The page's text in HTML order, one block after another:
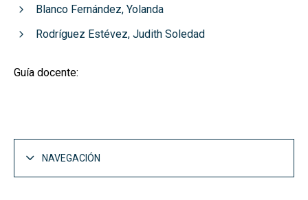
Blanco Fernández, Yolanda
Rodríguez Estévez, Judith Soledad
Guía docente:
NAVEGACIÓN